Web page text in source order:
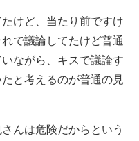
けど、当たり前ですけ
で議論してたけど普通
ながら、キスで議論す
と考えるのが普通の見
んは危険だからという